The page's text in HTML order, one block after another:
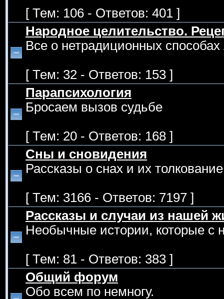
[ Тем: 106 - Ответов: 401 ]
Народное целительство.
Все о нетрадиционных способах
[ Тем: 32 - Ответов: 153 ]
Парапсихология
Бросаем вызов судьбе
[ Тем: 20 - Ответов: 168 ]
Сны и сновидения
Рассказы о снах и их
[ Тем: 3166 - Ответов: 7197 ]
Рассказы и случаи из нашей
Необычные истории, которые с
[ Тем: 81 - Ответов: 383 ]
Общий форум
Обо всем по немногу.